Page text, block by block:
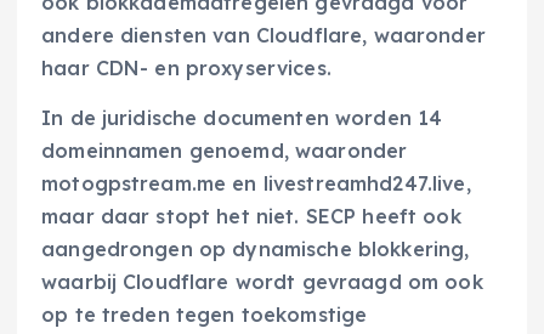
andere diensten van Cloudflare, waaronder
haar CDN- en proxyservices.
In de juridische documenten worden 14
domeinnamen genoemd, waaronder
motogpstream.me en livestreamhd247.live,
maar daar stopt het niet. SECP heeft ook
aangedrongen op dynamische blokkering,
waarbij Cloudflare wordt gevraagd om ook
op te treden tegen toekomstige